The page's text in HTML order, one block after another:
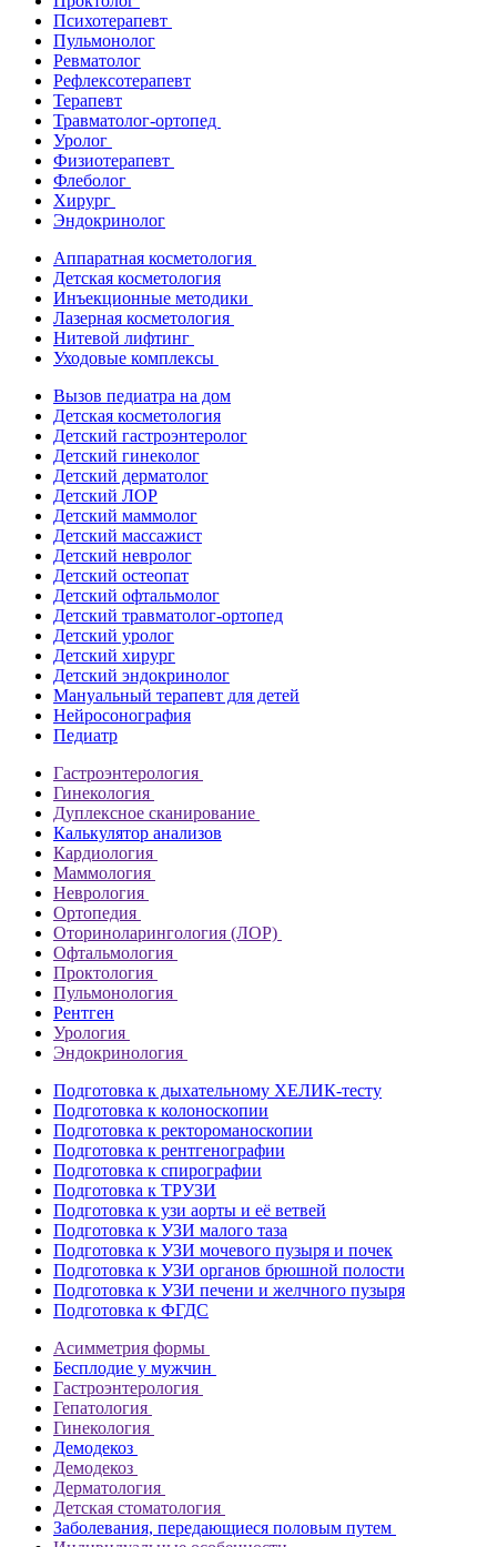
Психотерапевт
Пульмонолог
Ревматолог
Рефлексотерапевт
Терапевт
Травматолог-ортопед
Уролог
Физиотерапевт
Флеболог
Хирург
Эндокринолог
Аппаратная косметология
Детская косметология
Инъекционные методики
Лазерная косметология
Нитевой лифтинг
Уходовые комплексы
Вызов педиатра на дом
Детская косметология
Детский гастроэнтеролог
Детский гинеколог
Детский дерматолог
Детский ЛОР
Детский маммолог
Детский массажист
Детский невролог
Детский остеопат
Детский офтальмолог
Детский травматолог-ортопед
Детский уролог
Детский хирург
Детский эндокринолог
Мануальный терапевт для детей
Нейросонография
Педиатр
Гастроэнтерология
Гинекология
Дуплексное сканирование
Калькулятор анализов
Кардиология
Маммология
Неврология
Ортопедия
Оториноларингология (ЛОР)
Офтальмология
Проктология
Пульмонология
Рентген
Урология
Эндокринология
Подготовка к дыхательному ХЕЛИК-тесту
Подготовка к колоноскопии
Подготовка к ректороманоскопии
Подготовка к рентгенографии
Подготовка к спирографии
Подготовка к ТРУЗИ
Подготовка к узи аорты и её ветвей
Подготовка к УЗИ малого таза
Подготовка к УЗИ мочевого пузыря и почек
Подготовка к УЗИ органов брюшной полости
Подготовка к УЗИ печени и желчного пузыря
Подготовка к ФГДС
Асимметрия формы
Бесплодие у мужчин
Гастроэнтерология
Гепатология
Гинекология
Демодекоз
Демодекоз
Дерматология
Детская стоматология
Заболевания, передающиеся половым путем